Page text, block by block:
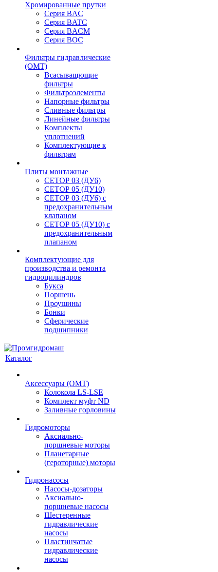
Хромированные прутки
Серия BAC
Серия BATC
Серия BACM
Серия BOC
Фильтры гидравлические
(OMT)
Всасыващющие
фильтры
Фильтроэлементы
Напорные фильтры
Сливные фильтры
Линейные фильтры
Комплекты
уплотнений
Комплектующие к
фильтрам
Плиты монтажные
CЕТОР 03 (ДУ6)
CЕТОР 05 (ДУ10)
CЕТОР 03 (ДУ6) с
предохранительным
клапаном
CЕТОР 05 (ДУ10) с
предохранительным
плапаном
Комплектующие для
производства и ремонта
гидроцилиндров
Букса
Поршень
Проушины
Бонки
Сферические
подшипники
Каталог
Аксессуары (OMT)
Колокола LS-LSE
Комплект муфт ND
Заливные горловины
Гидромоторы
Аксиально-
поршневые моторы
Планетарные
(героторные) моторы
Гидронасосы
Насосы-дозаторы
Аксиально-
поршневые насосы
Шестеренные
гидравлические
насосы
Пластинчатые
гидравлические
насосы